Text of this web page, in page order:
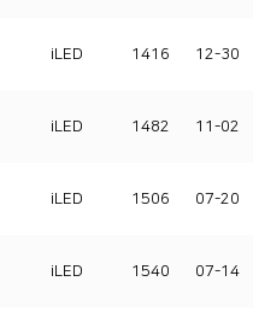
iLED 1416 12-30
iLED 1482 11-02
iLED 1506 07-20
iLED 1540 07-14